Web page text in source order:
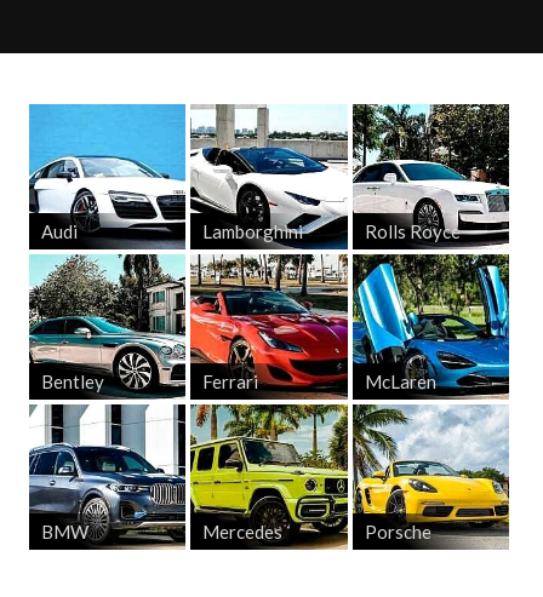
Audi Lamborghini Rolls Royce
Bentley Ferrari McLaren
BMW Mercedes Porsche